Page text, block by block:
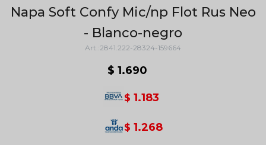
Napa Soft Confy Mic/np Flot Rus Neo
- Blanco-negro
2841.222-28324-159664
$ 1.690
$ 1.183
$ 1.268